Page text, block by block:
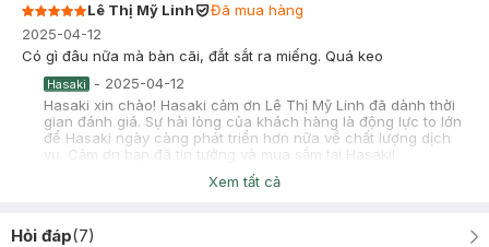
Lê Thị Mỹ Linh
Đã mua hàng
2025-04-12
Có gì đâu nữa mà bàn cãi, đắt sắt ra miếng. Quá keo
Hasaki - 2025-04-12
Hasaki xin chào! Hasaki cảm ơn Lê Thị Mỹ Linh đã dành thời
gian đánh giá. Sự hài lòng của khách hàng là động lực to lớn
để Hasaki ngày càng phát triển hơn nữa về chất lượng dịch
vụ. Cảm ơn bạn đã tin tưởng và mua sắm tại Hasaki!
Nguyễn Thị Thảo Nguyên
Sản phẩm chất lượng. Mà em mua 10 miếng sao shop không để
Xem tất cả
Hỏi đáp(7)